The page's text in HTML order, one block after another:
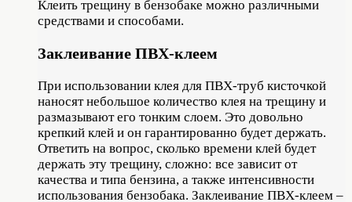
Клеить трещину в бензобаке можно различными
средствами и способами.
Заклеивание ПВХ-клеем
При использовании клея для ПВХ-труб кисточкой
наносят небольшое количество клея на трещину и
размазывают его тонким слоем. Это довольно
крепкий клей и он гарантированно будет держать.
Ответить на вопрос, сколько времени клей будет
держать эту трещину, сложно: все зависит от
качества и типа бензина, а также интенсивности
использования бензобака. Заклеивание ПВХ-клеем –